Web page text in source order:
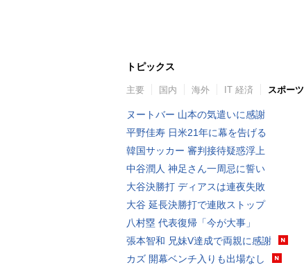
トピックス
主要 国内 海外 IT 経済 スポーツ
ヌートバー 山本の気遣いに感謝
平野佳寿 日米21年に幕を告げる
韓国サッカー 審判接待疑惑浮上
中谷潤人 神足さん一周忌に誓い
大谷決勝打 ディアスは連夜失敗
大谷 延長決勝打で連敗ストップ
八村塁 代表復帰「今が大事」
張本智和 兄妹V達成で両親に感謝
カズ 開幕ベンチ入りも出場なし